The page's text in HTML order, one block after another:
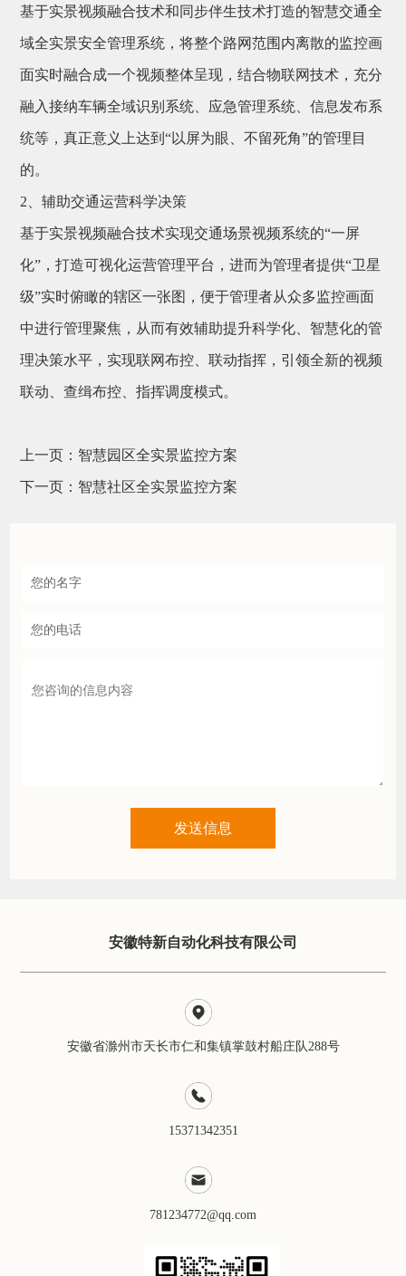
基于实景视频融合技术和同步伴生技术打造的智慧交通全
域全实景安全管理系统，将整个路网范围内离散的监控画
面实时融合成一个视频整体呈现，结合物联网技术，充分
融入接纳车辆全域识别系统、应急管理系统、信息发布系
统等，真正意义上达到“以屏为眼、不留死角”的管理目
的。
2、辅助交通运营科学决策
基于实景视频融合技术实现交通场景视频系统的“一屏
化”，打造可视化运营管理平台，进而为管理者提供“卫星
级”实时俯瞰的辖区一张图，便于管理者从众多监控画面
中进行管理聚焦，从而有效辅助提升科学化、智慧化的管
理决策水平，实现联网布控、联动指挥，引领全新的视频
联动、查缉布控、指挥调度模式。
上一页： 智慧园区全实景监控方案
下一页： 智慧社区全实景监控方案
安徽特新自动化科技有限公司
安徽省滁州市天长市仁和集镇掌鼓村船庄队288号
15371342351
781234772@qq.com